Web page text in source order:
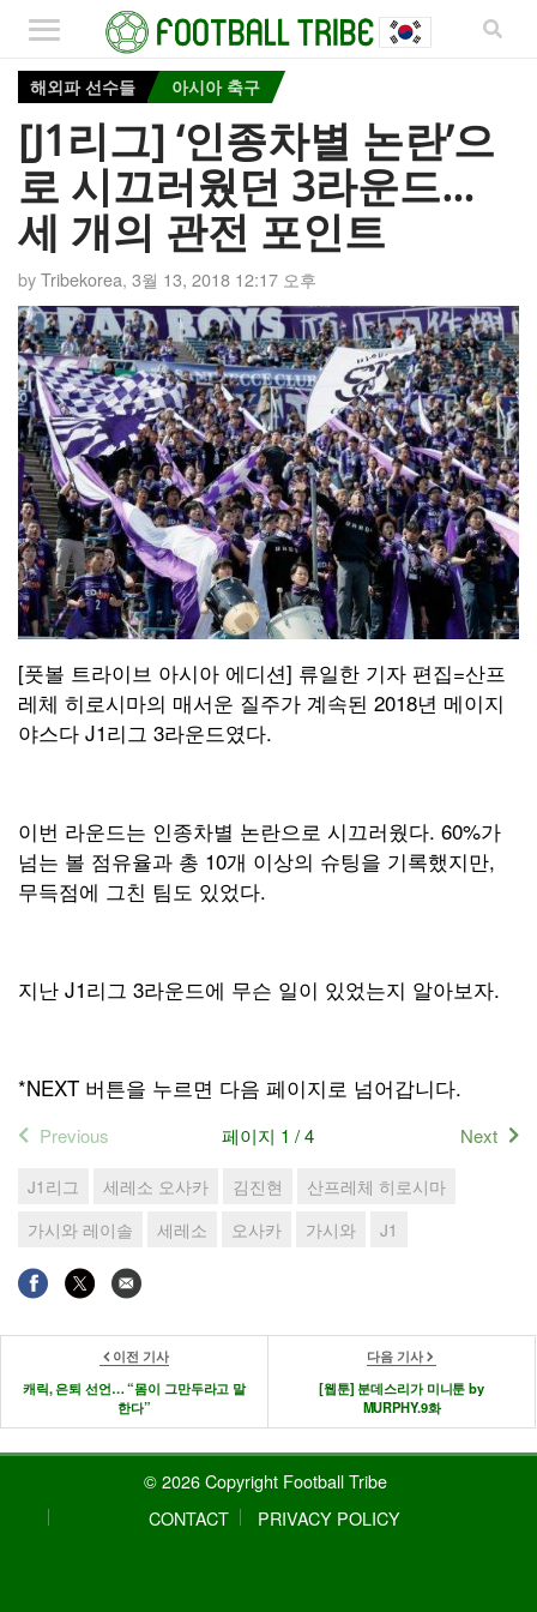
해외파 선수들 아시아 축구
[J1리그] ‘인종차별 논란’으
로 시끄러웠던 3라운드…
세 개의 관전 포인트
byTribekorea, 3월 13, 2018 12:17 오후
[풋볼 트라이브 아시아 에디션] 류일한 기자 편집=산프
레체 히로시마의 매서운 질주가 계속된 2018년 메이지
야스다 J1리그 3라운드였다.
이번 라운드는 인종차별 논란으로 시끄러웠다. 60%가
넘는 볼 점유율과 총 10개 이상의 슈팅을 기록했지만,
무득점에 그친 팀도 있었다.
지난 J1리그 3라운드에 무슨 일이 있었는지 알아보자.
*NEXT 버튼을 누르면 다음 페이지로 넘어갑니다.
Previous 페이지 1 / 4 Next
J1리그 세레소 오사카 김진현
산프레체 히로시마
가시와 레이솔
세레소 오사카 가시와 J1
이전 기사
캐릭, 은퇴 선언… “몸이 그만두라고 말
한다”
다음 기사
[웹툰] 분데스리가 미니툰 by
MURPHY.9화
© 2026 Copyright Football Tribe
CONTACT
PRIVACY POLICY